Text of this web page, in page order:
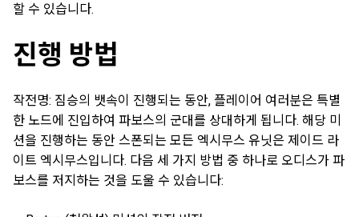
할 수 있습니다.
진행 방법
작전명: 짐승의 뱃속이 진행되는 동안, 플레이어 여러분은 특별
한 노드에 진입하여 파보스의 군대를 상대하게 됩니다. 해당 미
션을 진행하는 동안 스폰되는 모든 엑시무스 유닛은 제이드 라
이트 엑시무스입니다. 다음 세 가지 방법 중 하나로 오디스가 파
보스를 저지하는 것을 도울 수 있습니다: